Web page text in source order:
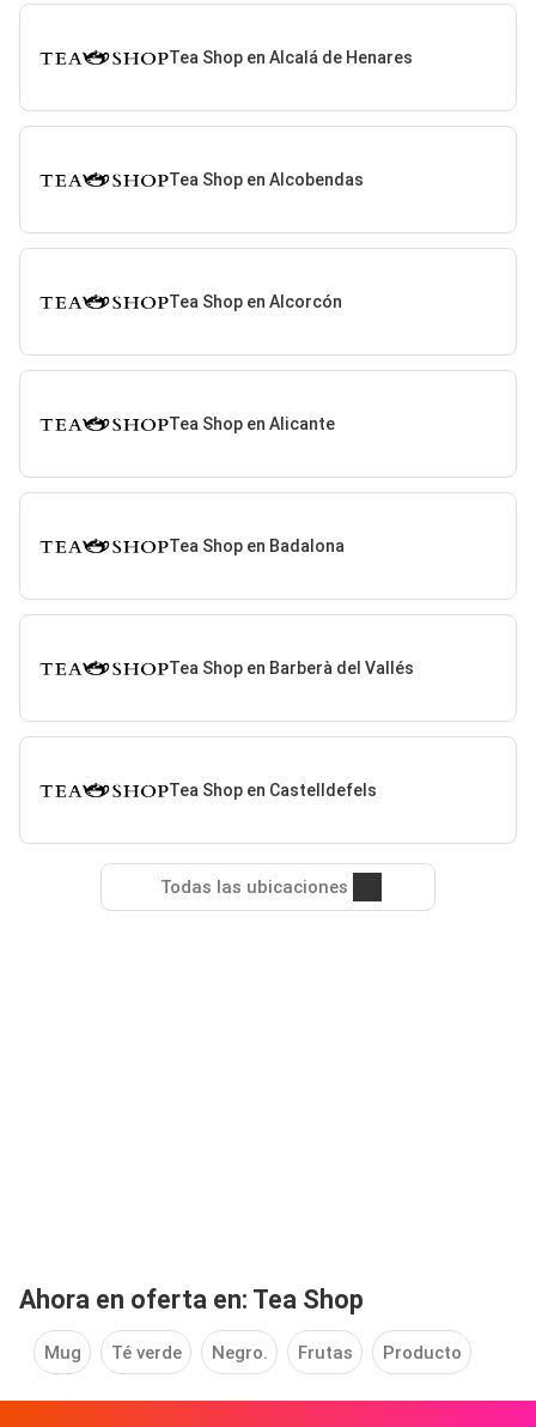
Tea Shop en Alcalá de Henares
Tea Shop en Alcobendas
Tea Shop en Alcorcón
Tea Shop en Alicante
Tea Shop en Badalona
Tea Shop en Barberà del Vallés
Tea Shop en Castelldefels
Todas las ubicaciones
Ahora en oferta en: Tea Shop
Mug Té verde Negro. Frutas Producto